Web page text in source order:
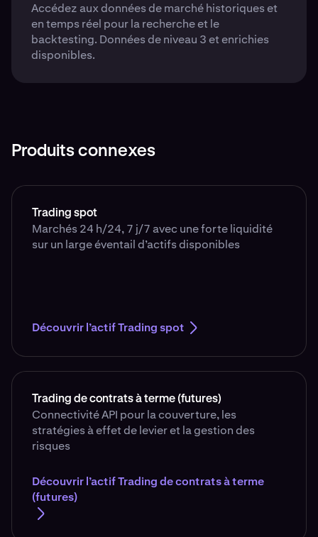
Accédez aux données de marché historiques et
en temps réel pour la recherche et le
backtesting. Données de niveau 3 et enrichies
disponibles.
Produits connexes
Trading spot
Marchés 24 h/24, 7 j/7 avec une forte liquidité
sur un large éventail d’actifs disponibles
Découvrir l’actif Trading spot
Trading de contrats à terme (futures)
Connectivité API pour la couverture, les
stratégies à effet de levier et la gestion des
risques
Découvrir l’actif Trading de contrats à terme
(futures)